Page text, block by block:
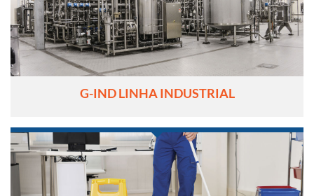
G-IND LINHA INDUSTRIAL